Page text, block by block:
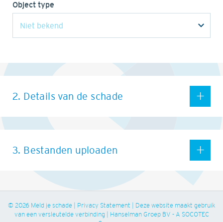
Object type
2. Details van de schade
3. Bestanden uploaden
© 2026 Meld je schade | Privacy Statement | Deze website maakt gebruik
van een versleutelde verbinding | Hanselman Groep BV - A SOCOTEC